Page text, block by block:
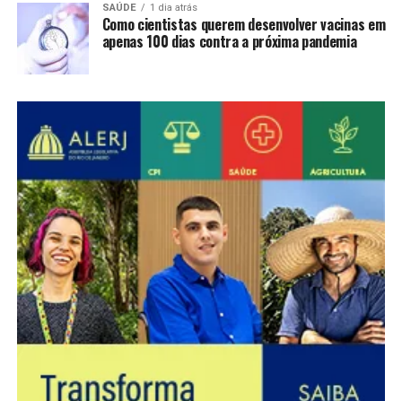
SAÚDE 1 dia atrás
Como cientistas querem desenvolver vacinas em
apenas 100 dias contra a próxima pandemia